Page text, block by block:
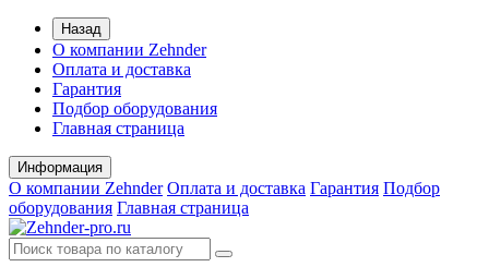
Назад
О компании Zehnder
Оплата и доставка
Гарантия
Подбор оборудования
Главная страница
Информация
О компании Zehnder Оплата и доставка Гарантия Подбор
оборудования Главная страница